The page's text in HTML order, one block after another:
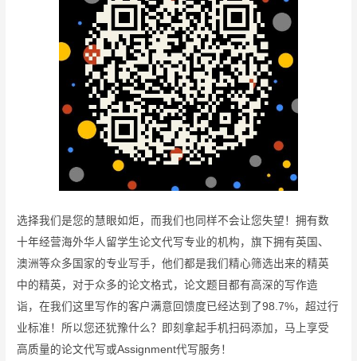
选择我们是您的慧眼如炬，而我们也同样不会让您失望！拥有数
十年经营海外华人留学生论文代写专业的机构，旗下拥有英国、
澳洲等众多国家的专业写手，他们都是我们精心筛选出来的精英
中的精英，对于众多的论文格式，论文题目都有高深的写作造
诣，在我们这里写作的客户满意回馈度已经达到了98.7%，超过行
业标准！所以您还犹豫什么？即刻拿起手机扫码添加，马上享受
高质量的论文代写或Assignment代写服务！